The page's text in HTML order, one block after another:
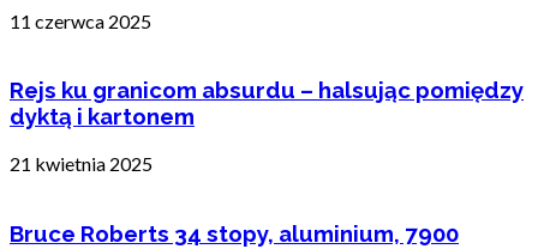
11 czerwca 2025
Rejs ku granicom absurdu – halsując pomiędzy
dyktą i kartonem
21 kwietnia 2025
Bruce Roberts 34 stopy, aluminium, 7900